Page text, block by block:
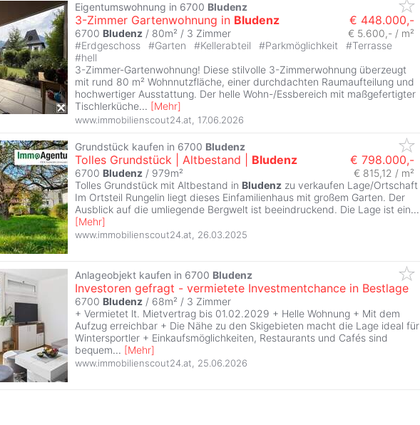
Eigentumswohnung in 6700 Bludenz
3-Zimmer Gartenwohnung in Bludenz € 448.000,-
6700 Bludenz / 80m² / 3 Zimmer
€ 5.600,- / m²
#Erdgeschoss #Garten #Kellerabteil #Parkmöglichkeit #Terrasse
#hell
3-Zimmer-Gartenwohnung! Diese stilvolle 3-Zimmerwohnung überzeugt
mit rund 80 m² Wohnnutzfläche, einer durchdachten Raumaufteilung und
hochwertiger Ausstattung. Der helle Wohn-/Essbereich mit maßgefertigter
Tischlerküche... [Mehr]
www.immobilienscout24.at 17.06.2026
Grundstück kaufen in 6700 Bludenz
Tolles Grundstück | Altbestand | Bludenz € 798.000,-
6700 Bludenz / 979m²
€ 815,12 / m²
Tolles Grundstück mit Altbestand in Bludenz zu verkaufen Lage/Ortschaft
Im Ortsteil Rungelin liegt dieses Einfamilienhaus mit großem Garten. Der
Ausblick auf die umliegende Bergwelt ist beeindruckend. Die Lage ist ein...
[Mehr]
www.immobilienscout24.at, 26.03.2025
Anlageobjekt kaufen in 6700 Bludenz
Investoren gefragt - vermietete Investmentchance in Bestlage
6700 Bludenz / 68m² / 3 Zimmer
+ Vermietet lt. Mietvertrag bis 01.02.2029 + Helle Wohnung + Mit dem
Aufzug erreichbar + Die Nähe zu den Skigebieten macht die Lage ideal für
Wintersportler + Einkaufsmöglichkeiten, Restaurants und Cafés sind
bequem... [Mehr]
www.immobilienscout24.at, 25.06.2026